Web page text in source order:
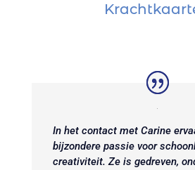
In het contact met Carine
bijzondere passie voor
creativiteit. Ze is gedreven,